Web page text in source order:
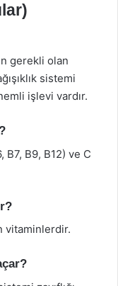
gerekli olan
sistemi
işlevi vardır.
B7, B9, B12) ve C
vitaminlerdir.